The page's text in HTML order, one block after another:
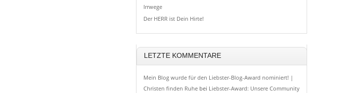
Irrwege
Der HERR ist Dein Hirte!
LETZTE KOMMENTARE
Mein Blog wurde für den Liebster-Blog-Award nominiert! |
Christen finden Ruhebei Liebster-Award: Unsere Community